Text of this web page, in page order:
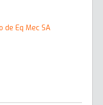
de Eq Mec SA